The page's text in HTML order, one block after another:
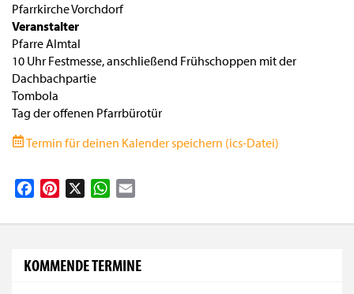
Pfarrkirche Vorchdorf
Veranstalter
Pfarre Almtal
10 Uhr Festmesse, anschließend Frühschoppen mit der
Dachbachpartie
Tombola
Tag der offenen Pfarrbürotür
Termin für deinen Kalender speichern (ics-Datei)
FacebookPinterest WhatsApp
KOMMENDE TERMINE